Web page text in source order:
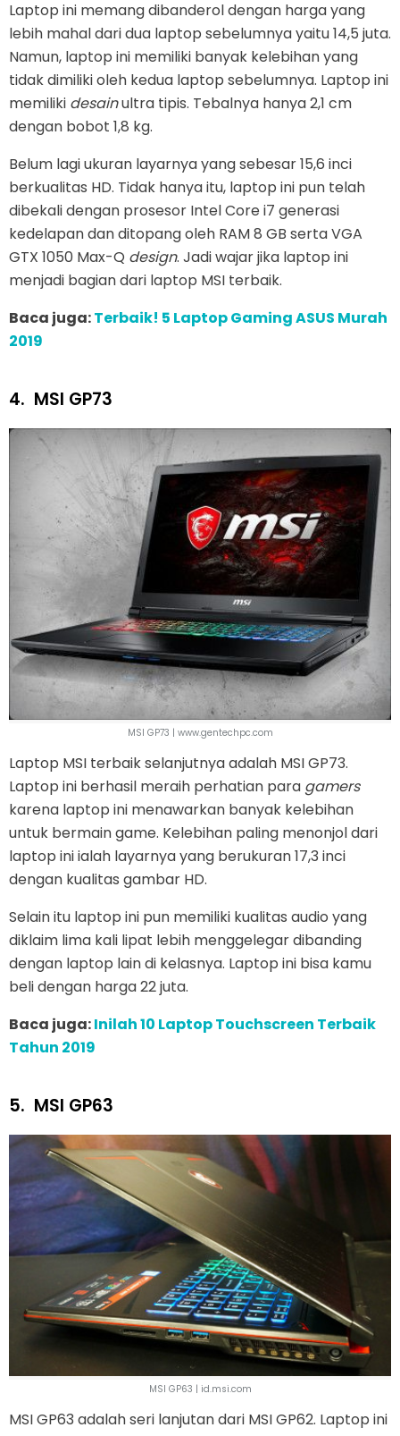
Laptop ini memang dibanderol dengan harga yang
lebih mahal dari dua laptop sebelumnya yaitu 14,5 juta.
Namun, laptop ini memiliki banyak kelebihan yang
tidak dimiliki oleh kedua laptop sebelumnya. Laptop ini
memiliki desainultra tipis. Tebalnya hanya 2,1 cm
dengan bobot 1,8 kg.
Belum lagi ukuran layarnya yang sebesar 15,6 inci
berkualitas HD. Tidak hanya itu, laptop ini pun telah
dibekali dengan prosesor Intel Core i7 generasi
kedelapan dan ditopang oleh RAM 8 GB serta VGA
GTX 1050 Max-Q design. Jadi wajar jika laptop ini
menjadi bagian dari laptop MSI terbaik.
Baca juga:Terbaik! 5 Laptop Gaming ASUS Murah
2019
4. MSI GP73
MSI GP73 | www.gentechpc.com
Laptop MSI terbaik selanjutnya adalah MSI GP73.
Laptop ini berhasil meraih perhatian para gamers
karena laptop ini menawarkan banyak kelebihan
untuk bermain game. Kelebihan paling menonjol dari
laptop ini ialah layarnya yang berukuran 17,3 inci
dengan kualitas gambar HD.
Selain itu laptop ini pun memiliki kualitas audio yang
diklaim lima kali lipat lebih menggelegar dibanding
dengan laptop lain di kelasnya. Laptop ini bisa kamu
beli dengan harga 22 juta.
Baca juga:Inilah 10 Laptop Touchscreen Terbaik
Tahun 2019
5. MSI GP63
MSI GP63 | id.msi.com
MSI GP63 adalah seri lanjutan dari MSI GP62. Laptop ini